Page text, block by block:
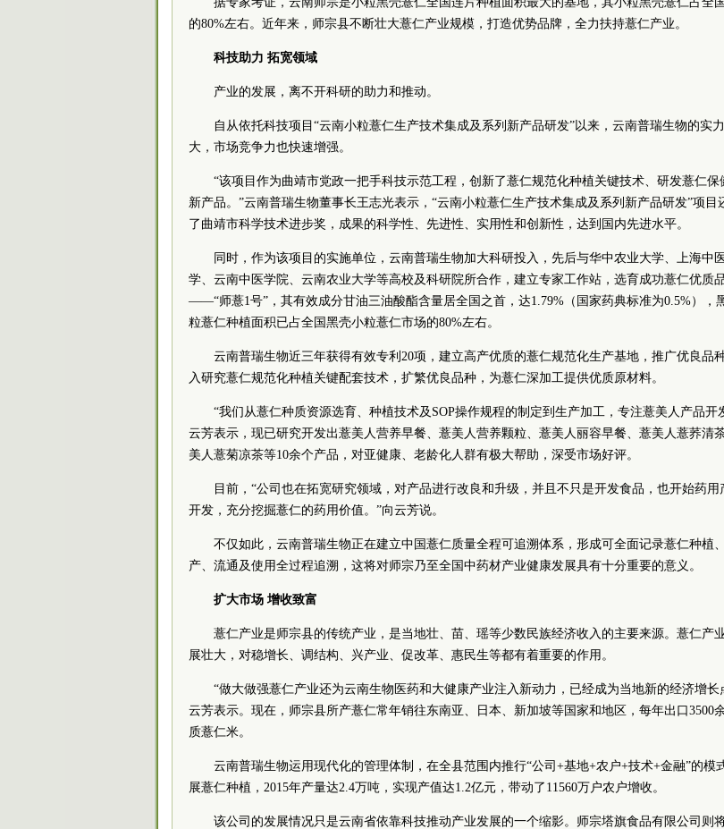
的80%左右。近年来，师宗县不断壮大薏仁产业规模，打造优势品牌，全力扶持薏仁产业。
科技助力 拓宽领域
产业的发展，离不开科研的助力和推动。
自从依托科技项目“云南小粒薏仁生产技术集成及系列新产品研发”以来，云南普瑞生物的实
大，市场竞争力也快速增强。
“该项目作为曲靖市党政一把手科技示范工程，创新了薏仁规范化种植关键技术、研发薏仁保
新产品。”云南普瑞生物董事长王志光表示，“云南小粒薏仁生产技术集成及系列新产品研发”项目
了曲靖市科学技术进步奖，成果的科学性、先进性、实用性和创新性，达到国内先进水平。
同时，作为该项目的实施单位，云南普瑞生物加大科研投入，先后与华中农业大学、上海中
学、云南中医学院、云南农业大学等高校及科研院所合作，建立专家工作站，选育成功薏仁优质
——“师薏1号”，其有效成分甘油三油酸酯含量居全国之首，达1.79%（国家药典标准为0.5%），
粒薏仁种植面积已占全国黑壳小粒薏仁市场的80%左右。
云南普瑞生物近三年获得有效专利20项，建立高产优质的薏仁规范化生产基地，推广优良品
入研究薏仁规范化种植关键配套技术，扩繁优良品种，为薏仁深加工提供优质原材料。
“我们从薏仁种质资源选育、种植技术及SOP操作规程的制定到生产加工，专注薏美人产品开
云芳表示，现已研究开发出薏美人营养早餐、薏美人营养颗粒、薏美人丽容早餐、薏美人薏荞清
美人薏菊凉茶等10余个产品，对亚健康、老龄化人群有极大帮助，深受市场好评。
目前，“公司也在拓宽研究领域，对产品进行改良和升级，并且不只是开发食品，也开始药用
开发，充分挖掘薏仁的药用价值。”向云芳说。
不仅如此，云南普瑞生物正在建立中国薏仁质量全程可追溯体系，形成可全面记录薏仁种植
产、流通及使用全过程追溯，这将对师宗乃至全国中药材产业健康发展具有十分重要的意义。
扩大市场 增收致富
薏仁产业是师宗县的传统产业，是当地壮、苗、瑶等少数民族经济收入的主要来源。薏仁产
展壮大，对稳增长、调结构、兴产业、促改革、惠民生等都有着重要的作用。
“做大做强薏仁产业还为云南生物医药和大健康产业注入新动力，已经成为当地新的经济增长
云芳表示。现在，师宗县所产薏仁常年销往东南亚、日本、新加坡等国家和地区，每年出口3500
质薏仁米。
云南普瑞生物运用现代化的管理体制，在全县范围内推行“公司+基地+农户+技术+金融”的模
展薏仁种植，2015年产量达2.4万吨，实现产值达1.2亿元，带动了11560万户农户增收。
该公司的发展情况只是云南省依靠科技推动产业发展的一个缩影。师宗塔旗食品有限公司则